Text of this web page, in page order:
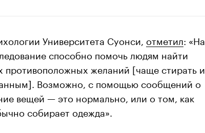
Университета Суонси, отметил: «На
способно помочь людям найти
противоположных желаний [чаще стирать и
Возможно, с помощью сообщений о
вещей — это нормально, или о том, как
собирает одежда».